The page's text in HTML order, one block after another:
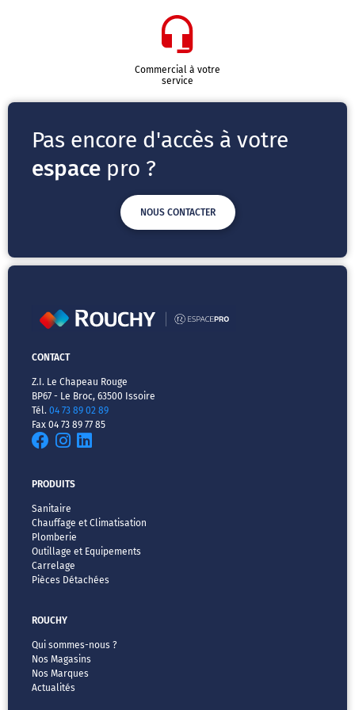
Commercial à votre
service
Pas encore d'accès à votre
espace pro ?
NOUS CONTACTER
CONTACT
Z.I. Le Chapeau Rouge
BP67 - Le Broc, 63500 Issoire
Tél. 04 73 89 02 89
Fax 04 73 89 77 85
PRODUITS
Sanitaire
Chauffage et Climatisation
Plomberie
Outillage et Equipements
Carrelage
Pièces Détachées
ROUCHY
Qui sommes-nous ?
Nos Magasins
Nos Marques
Actualités